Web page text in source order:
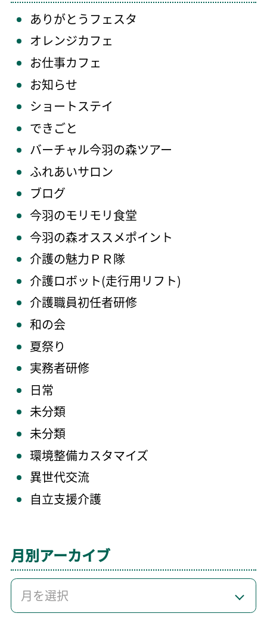
ありがとうフェスタ
オレンジカフェ
お仕事カフェ
お知らせ
ショートステイ
できごと
バーチャル今羽の森ツアー
ふれあいサロン
ブログ
今羽のモリモリ食堂
今羽の森オススメポイント
介護の魅力ＰＲ隊
介護ロボット(走行用リフト)
介護職員初任者研修
和の会
夏祭り
実務者研修
日常
未分類
未分類
環境整備カスタマイズ
異世代交流
自立支援介護
月別アーカイブ